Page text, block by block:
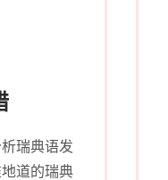
瑞典语发
道的瑞典